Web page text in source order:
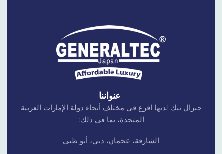
عنواننا
جنرال تيك لديها افرع في مختلف أنحاء دولة الإمارات العربية
المتحدة، بما في ذلك:
الشارقة، عجمان، دبي، أبو ظبي